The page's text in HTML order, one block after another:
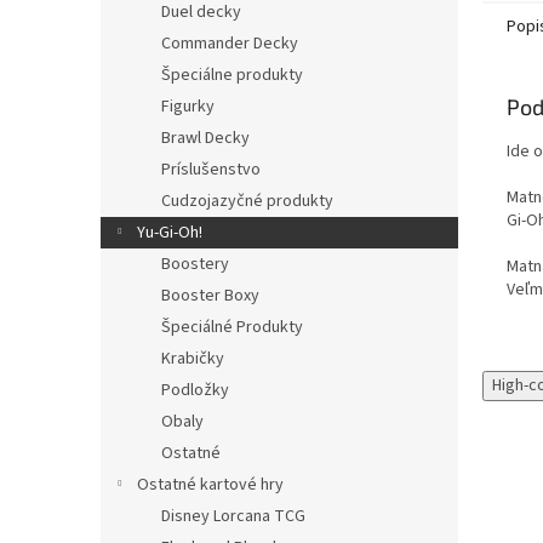
Duel decky
Commander Decky
Špeciálne produkty
Figurky
Brawl Decky
Príslušenstvo
Cudzojazyčné produkty
Yu-Gi-Oh!
Boostery
Booster Boxy
Špeciálné Produkty
Krabičky
Podložky
Obaly
Ostatné
Ostatné kartové hry
Disney Lorcana TCG
Ide
Gi-
High-